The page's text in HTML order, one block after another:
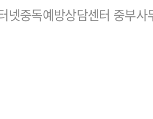
넷중독예방상담센터 중부